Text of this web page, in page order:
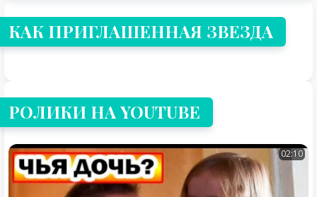
КАК ПРИГЛАШЕННАЯ ЗВЕЗДА
РОЛИКИ НА YOUTUBE
02:10